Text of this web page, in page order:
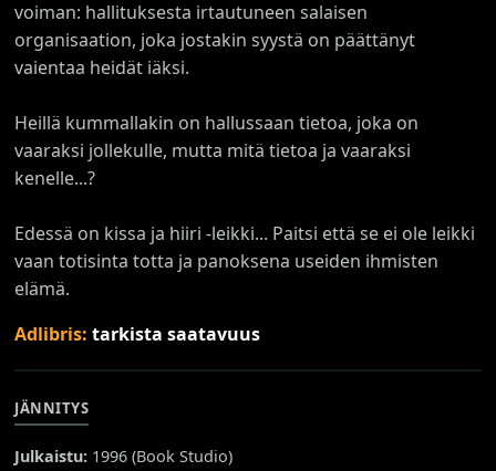
voiman: hallituksesta irtautuneen salaisen
organisaation, joka jostakin syystä on päättänyt
vaientaa heidät iäksi.
Heillä kummallakin on hallussaan tietoa, joka on
vaaraksi jollekulle, mutta mitä tietoa ja vaaraksi
kenelle...?
Edessä on kissa ja hiiri -leikki... Paitsi että se ei ole leikki
vaan totisinta totta ja panoksena useiden ihmisten
elämä.
Adlibris:tarkista saatavuus
JÄNNITYS
Julkaistu: 1996 (Book Studio)